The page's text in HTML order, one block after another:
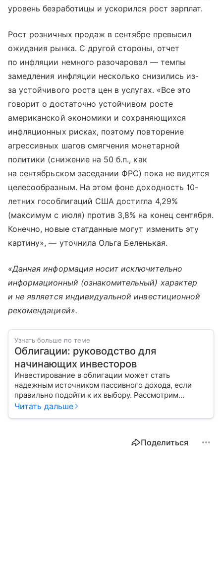
уровень безработицы и ускорился рост зарплат.
Рост розничных продаж в сентябре превысил
ожидания рынка. С другой стороны, отчет
по инфляции немного разочаровал — темпы
замедления инфляции несколько снизились из-
за устойчивого роста цен в услугах. «Все это
говорит о достаточно устойчивом росте
американской экономики и сохраняющихся
инфляционных рисках, поэтому повторение
агрессивных шагов смягчения монетарной
политики (снижение на 50 б.п., как
на сентябрьском заседании ФРС) пока не видится
целесообразным. На этом фоне доходность 10-
летних гособлигаций США достигла 4,29%
(максимум с июля) против 3,8% на конец сентября.
Конечно, новые статданные могут изменить эту
картину», — уточнила Ольга Беленькая.
«Данная информация носит исключительно
информационный (ознакомительный) характер
и не является индивидуальной инвестиционной
рекомендацией».
Узнать больше по теме
Облигации: руководство для
начинающих инвесторов
Инвестирование в облигации может стать
надежным источником пассивного дохода, если
правильно подойти к их выбору. Рассмотрим
основные виды этих ценных бумаг и важные
Читать дальше
Поделиться